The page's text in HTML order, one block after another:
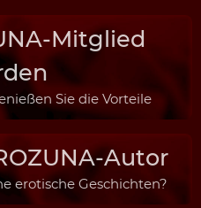
Mitglied
Sie die Vorteile
Autor
erotische Geschichten?